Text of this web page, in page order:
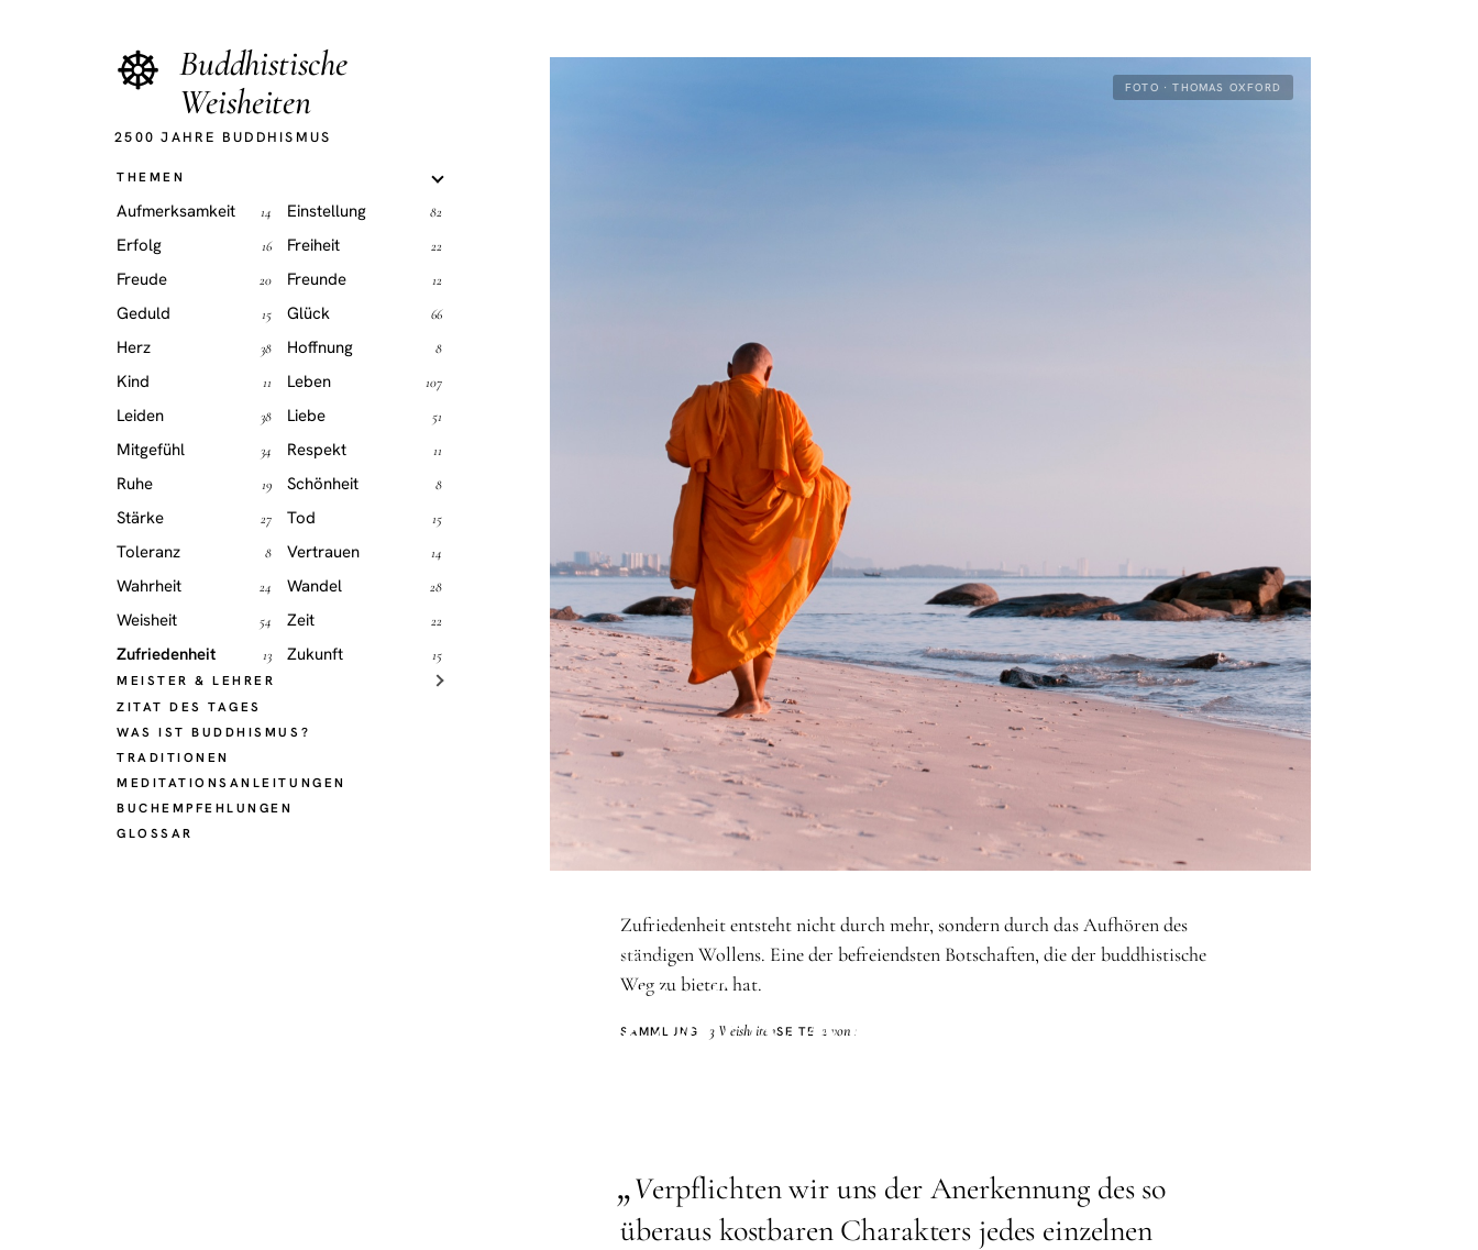
☸ Buddhistische
Weisheiten
2500 JAHRE BUDDHISMUS
THEMEN
Aufmerksamkeit 14 Einstellung 82
Erfolg 16 Freiheit 22
Freude 20 Freunde 12
Geduld 15 Glück 66
Herz 38 Hoffnung 8
Kind 11 Leben 107
Leiden 38 Liebe 51
Mitgefühl 34 Respekt 11
Ruhe 19 Schönheit 8
Stärke 27 Tod 15
Toleranz 8 Vertrauen 14
Wahrheit 24 Wandel 28
Weisheit 54 Zeit 22
Zufriedenheit 13 Zukunft 15
MEISTER & LEHRER
ZITAT DES TAGES
WAS IST BUDDHISMUS?
TRADITIONEN
MEDITATIONSANLEITUNGEN
BUCHEMPFEHLUNGEN
GLOSSAR
Thema
Zufriedenheit
FOTO · THOMAS OXFORD
Zufriedenheit entsteht nicht durch mehr, sondern durch das Aufhören des
ständigen Wollens. Eine der befreiendsten Botschaften, die der buddhistische
Weg zu bieten hat.
SAMMLUNG 13 WeisheitenSEITE 2 von 2
„Verpflichten wir uns der Anerkennung des so
überaus kostbaren Charakters jedes einzelnen